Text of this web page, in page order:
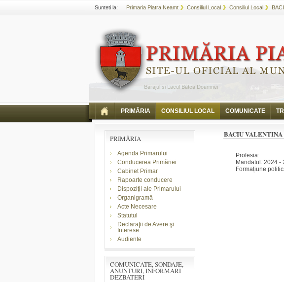
Sunteti la: Primaria Piatra Neamt Consiliul Local Consiliul Local
PRIMĂRIA CONSILIUL LOCAL COMUNICATE
PRIMĂRIA
Agenda Primarului
Conducerea Primăriei
Cabinet Primar
Rapoarte conducere
Dispoziţii ale Primarului
Organigramă
Acte Necesare
Statutul
Declaraţii de Avere şi
Interese
Audiente
COMUNICATE, SONDAJE,
ANUNTURI, INFORMARI
DEZBATERI
BACIU VALENTINA
Profesia:
Mandatul: 2024 -
Formațiune